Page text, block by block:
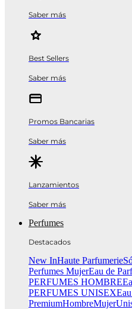
Saber más
Best Sellers
Saber más
Promos Bancarias
Saber más
Lanzamientos
Saber más
Perfumes
Destacados
New InHaute Parfumerie
Perfumes MujerEau de
PERFUMES HOMBRE
PERFUMES UNISEX
PremiumHombreMujer